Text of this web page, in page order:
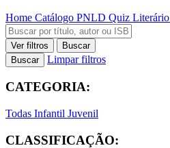
Home Catálogo PNLD Quiz Literário
Ver filtros
Buscar
Buscar
Limpar filtros
CATEGORIA:
Todas Infantil Juvenil
CLASSIFICAÇÃO: